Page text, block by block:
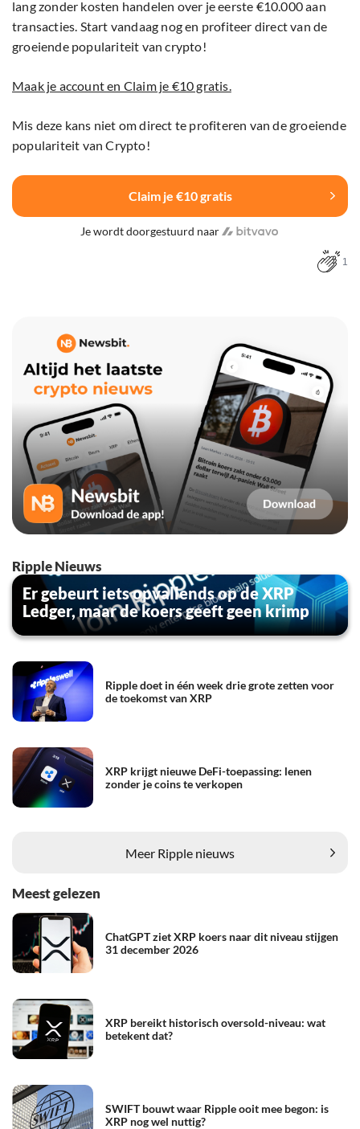
lang zonder kosten handelen over je eerste €10.000 aan
transacties. Start vandaag nog en profiteer direct van de
groeiende populariteit van crypto!
Maak je account en Claim je €10 gratis.
Mis deze kans niet om direct te profiteren van de groeiende
populariteit van Crypto!
Claim je €10 gratis
Je wordt doorgestuurd naar
1
Ripple Nieuws
Er gebeurt iets opvallends op de XRP
Ledger, maar de koers geeft geen krimp
Ripple doet in één week drie grote zetten voor
de toekomst van XRP
XRP krijgt nieuwe DeFi-toepassing: lenen
zonder je coins te verkopen
Meer Ripple nieuws
Meest gelezen
ChatGPT ziet XRP koers naar dit niveau stijgen
31 december 2026
XRP bereikt historisch oversold-niveau: wat
betekent dat?
SWIFT bouwt waar Ripple ooit mee begon: is
XRP nog wel nuttig?